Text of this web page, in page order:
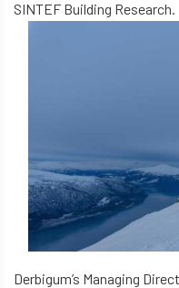
SINTEF Building Research.
Derbigum’s Managing